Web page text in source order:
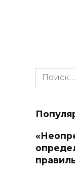
Search
for: